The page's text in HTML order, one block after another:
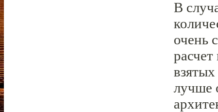
В
очень
лучше